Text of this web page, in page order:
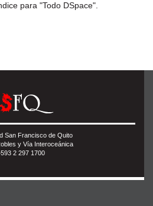
para "Todo DSpace".
San Francisco de Quito
y Vía Interoceánica
2 297 1700